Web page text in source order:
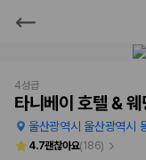
타니베이 호
2000만 이용고객이 선택
4성급
타니베이 호텔 & 웨
울산광역시 울산광역시
4.7괜찮아요(186)